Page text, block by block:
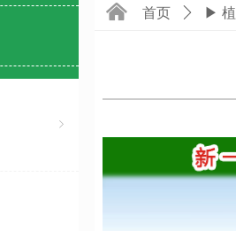
ꁇ
낀 首页 ꄲ ▶